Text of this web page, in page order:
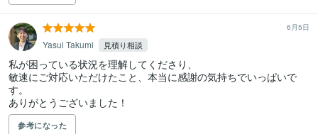
6月5日
Yasui Takumi 見積り相談
私が困っている状況を理解してくださり、
敏速にご対応いただけたこと、本当に感謝の気持ちでいっぱいで
す。
ありがとうございました！
参考になった